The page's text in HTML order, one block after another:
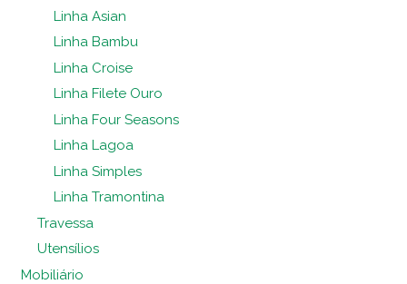
Linha Asian
Linha Bambu
Linha Croise
Linha Filete Ouro
Linha Four Seasons
Linha Lagoa
Linha Simples
Linha Tramontina
Travessa
Utensílios
Mobiliário